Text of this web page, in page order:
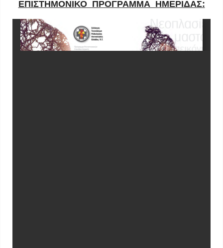
ΕΠΙΣΤΗΜΟΝΙΚΟ ΠΡΟΓΡΑΜΜΑ ΗΜΕΡΙΔΑΣ: